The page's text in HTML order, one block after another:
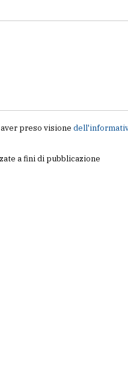
preso visione
a fini di pubblicazione